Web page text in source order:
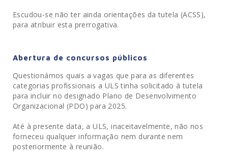
Escudou-se não ter ainda orientações da tutela (ACSS),
para atribuir esta prerrogativa.
Abertura de concursos públicos
Questionámos quais a vagas que para as diferentes
categorias profissionais a ULS tinha solicitado à tutela
para incluir no designado Plano de Desenvolvimento
Organizacional (PDO) para 2025.
Até à presente data, a ULS, inaceitavelmente, não nos
forneceu qualquer informação nem durante nem
posteriormente à reunião.